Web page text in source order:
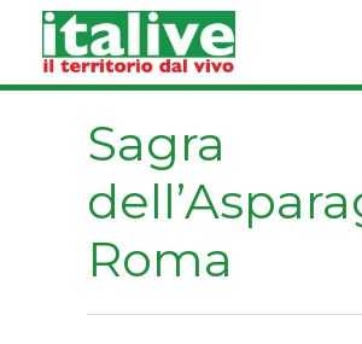
contenuto
Sagra
Roma